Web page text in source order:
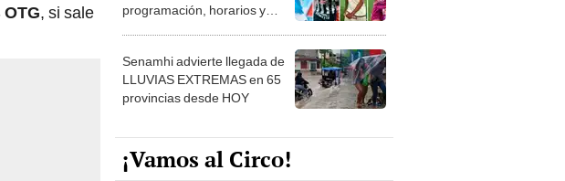
OTG, si sale
programación, horarios y
Senamhi advierte llegada de
LLUVIAS EXTREMAS en 65
provincias desde HOY
¡Vamos al Circo!